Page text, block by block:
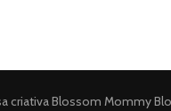
criativaBlossom Mommy